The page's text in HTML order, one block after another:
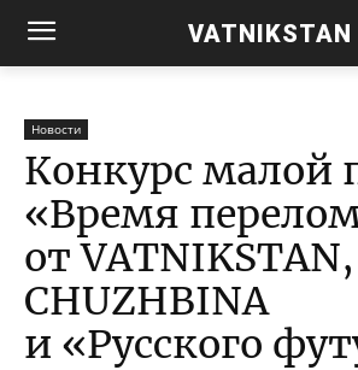
VATNIKSTAN
Новости
Конкурс малой
«Время
от VATNIKSTAN,
CHUZHBINA
и «Русского